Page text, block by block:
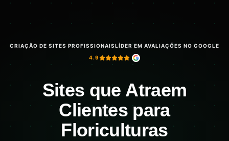
CRIAÇÃO DE SITES PROFISSIONAISLÍDER EM AVALIAÇÕES NO GOOGLE
4.9
Sites que Atraem
Clientes para
Floriculturas